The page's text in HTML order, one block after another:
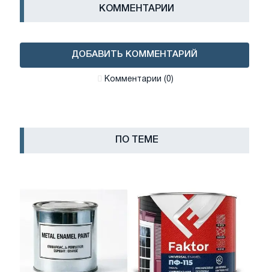
КОММЕНТАРИИ
ДОБАВИТЬ КОММЕНТАРИЙ
Комментарии (0)
ПО ТЕМЕ